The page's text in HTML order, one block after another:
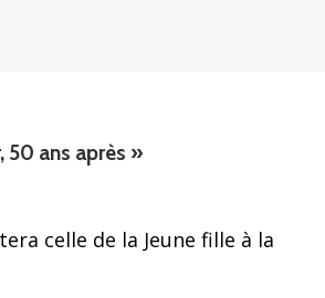
50 ans après »
celle de la Jeune fille à la